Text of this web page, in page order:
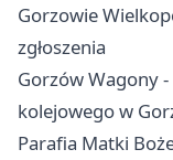
Gorzowie
zgłoszenia
Gorzów Wagony
kolejowego w
Parafia Matki